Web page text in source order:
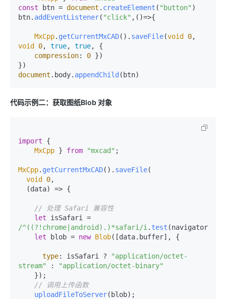
const btn = document . createElement ( "button" )
btn. addEventListener( "click" , ()=>{
MxCpp. getCurrentMxCAD(). saveFile(void 0
void 0, true, true, {
compression: 0 })
document . body. appendChild
代码示例二：获取图纸Blob 对象
import {
MxCpp } from "mxcad" ;
MxCpp. getCurrentMxCAD(). saveFile(
void 0,
(data) => {
// 处理 Safari 兼容性
let
/^((?!chrome|android).)*safari/i . test (navigator.
let blob = new Blob([data. buffer], {
type: isSafari ?
"application/octet-
stream"
:
"application/octet-binary"
// 调用上传函数
uploadFileToServer(blob);